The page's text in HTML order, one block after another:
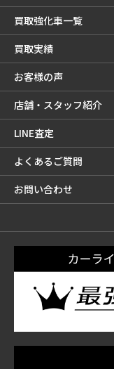
買取強化車一覧
買取実績
お客様の声
店舗・スタッフ紹介
LINE査定
よくあるご質問
お問い合わせ